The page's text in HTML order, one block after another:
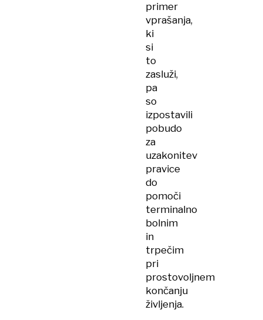
primer
vprašanja,
ki
si
to
zasluži,
pa
so
izpostavili
pobudo
za
uzakonitev
pravice
do
pomoči
terminalno
bolnim
in
trpečim
pri
prostovoljnem
končanju
življenja.